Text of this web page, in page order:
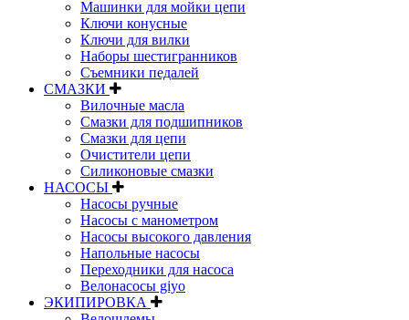
Машинки для мойки цепи
Ключи конусные
Ключи для вилки
Наборы шестигранников
Съемники педалей
СМАЗКИ
Вилочные масла
Смазки для подшипников
Смазки для цепи
Очистители цепи
Силиконовые смазки
НАСОСЫ
Насосы ручные
Насосы с манометром
Насосы высокого давления
Напольные насосы
Переходники для насоса
Велонасосы giyo
ЭКИПИРОВКА